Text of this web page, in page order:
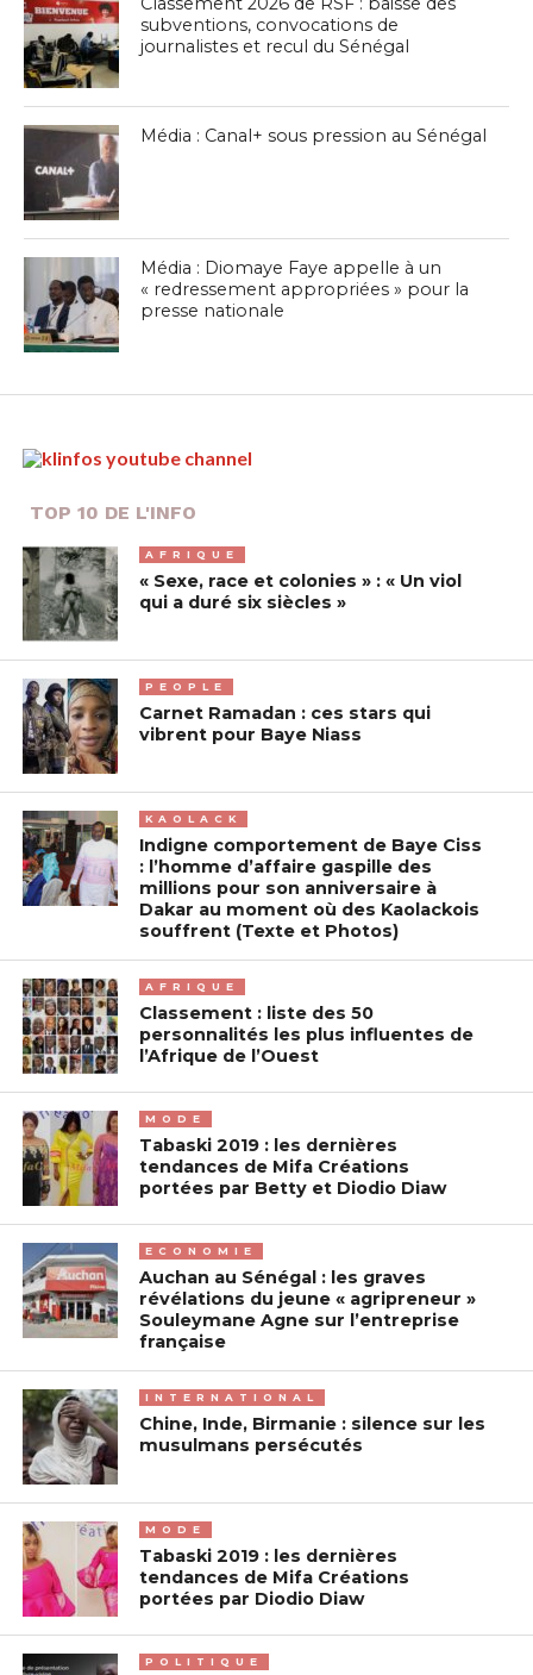
subventions, convocations de
journalistes et recul du Sénégal
Média : Canal+ sous pression au Sénégal
Média : Diomaye Faye appelle à un
« redressement appropriées » pour la
presse nationale
TOP 10 DE L'INFO
AFRIQUE
« Sexe, race et colonies » : « Un viol
qui a duré six siècles »
PEOPLE
Carnet Ramadan : ces stars qui
vibrent pour Baye Niass
KAOLACK
Indigne comportement de Baye Ciss
: l’homme d’affaire gaspille des
millions pour son anniversaire à
Dakar au moment où des Kaolackois
souffrent (Texte et Photos)
AFRIQUE
Classement : liste des 50
personnalités les plus influentes de
l’Afrique de l’Ouest
MODE
Tabaski 2019 : les dernières
tendances de Mifa Créations
portées par Betty et Diodio Diaw
ECONOMIE
Auchan au Sénégal : les graves
révélations du jeune « agripreneur »
Souleymane Agne sur l’entreprise
française
INTERNATIONAL
Chine, Inde, Birmanie : silence sur les
musulmans persécutés
MODE
Tabaski 2019 : les dernières
tendances de Mifa Créations
portées par Diodio Diaw
POLITIQUE